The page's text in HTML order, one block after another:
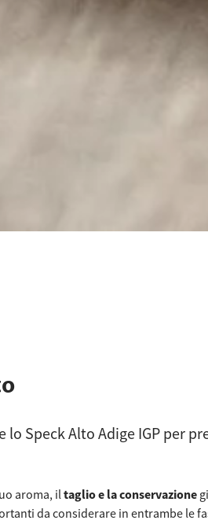
Speck Alto Adige IGP per
aroma, iltaglio e la conservazione
da considerare in entrambe le